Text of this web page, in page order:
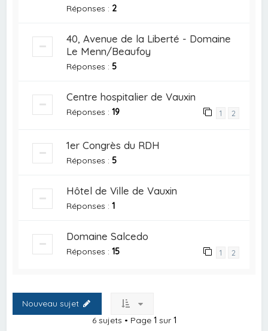
Réponses : 2
40, Avenue de la Liberté - Domaine
Le Menn/Beaufoy
Réponses : 5
Centre hospitalier de Vauxin
Réponses :19 1 2
1er Congrès du RDH
Réponses : 5
Hôtel de Ville de Vauxin
Réponses :1
Domaine Salcedo
Réponses :15 1 2
Nouveau sujet
6 sujets • Page 1 sur 1